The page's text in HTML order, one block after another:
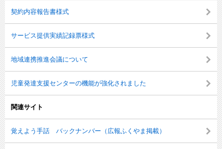
契約内容報告書様式
サービス提供実績記録票様式
地域連携推進会議について
児童発達支援センターの機能が強化されました
関連サイト
覚えよう手話 バックナンバー（広報ふくやま掲載）